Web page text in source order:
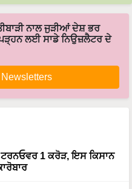
ਨਾਲ ਜੁੜੀਆਂ ਦੇਸ਼ ਭਰ
ਲਈ ਸਾਡੇ ਨਿਉਜ਼ਲੈਟਰ ਦੇ
1 ਕਰੋੜ, ਇਸ ਕਿਸਾਨ